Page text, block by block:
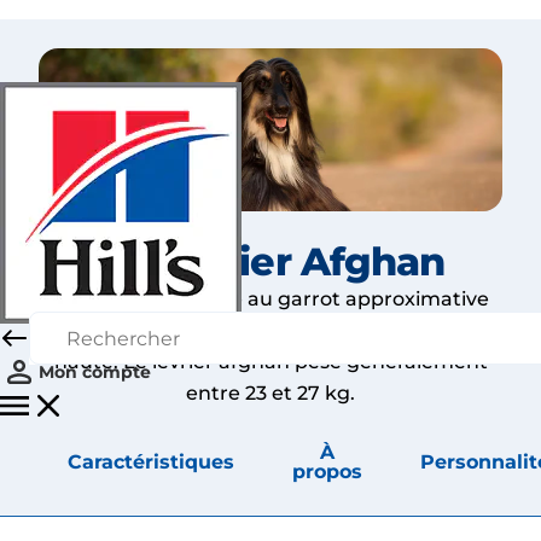
Mon compte
Le Lévrier Afghan
Le mâle a une taille au garrot approximative
de 70 cm, et la femelle peut être un peu moins
haute. Le lévrier afghan pèse généralement
entre 23 et 27 kg.
Caractéristiques
À
propos